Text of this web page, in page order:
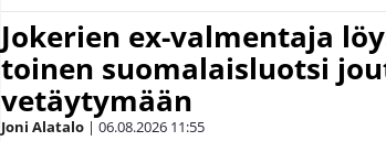
Jokerien ex-valmentaja
toinen suomalaisluotsi
vetäytymään
Joni Alatalo | 06.08.2026 11:55